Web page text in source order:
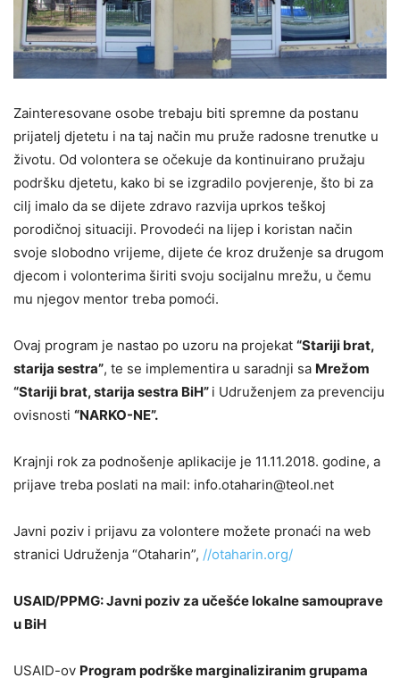
Zainteresovane osobe trebaju biti spremne da postanu
prijatelj djetetu i na taj način mu pruže radosne trenutke u
životu. Od volontera se očekuje da kontinuirano pružaju
podršku djetetu, kako bi se izgradilo povjerenje, što bi za
cilj imalo da se dijete zdravo razvija uprkos teškoj
porodičnoj situaciji. Provodeći na lijep i koristan način
svoje slobodno vrijeme, dijete će kroz druženje sa drugom
djecom i volonterima širiti svoju socijalnu mrežu, u čemu
mu njegov mentor treba pomoći.
Ovaj program je nastao po uzoru na projekat “Stariji brat,
starija sestra”, te se implementira u saradnji sa Mrežom
“Stariji brat, starija sestra BiH” i Udruženjem za prevenciju
ovisnosti “NARKO-NE”.
Krajnji rok za podnošenje aplikacije je 11.11.2018. godine, a
prijave treba poslati na mail: info.otaharin@teol.net
Javni poziv i prijavu za volontere možete pronaći na web
stranici Udruženja “Otaharin”, //otaharin.org/
USAID/PPMG: Javni poziv za učešće lokalne samouprave
u BiH
USAID-ov Program podrške marginaliziranim grupama